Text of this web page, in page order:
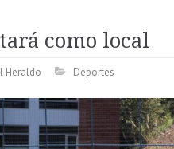
como local
Heraldo Deportes